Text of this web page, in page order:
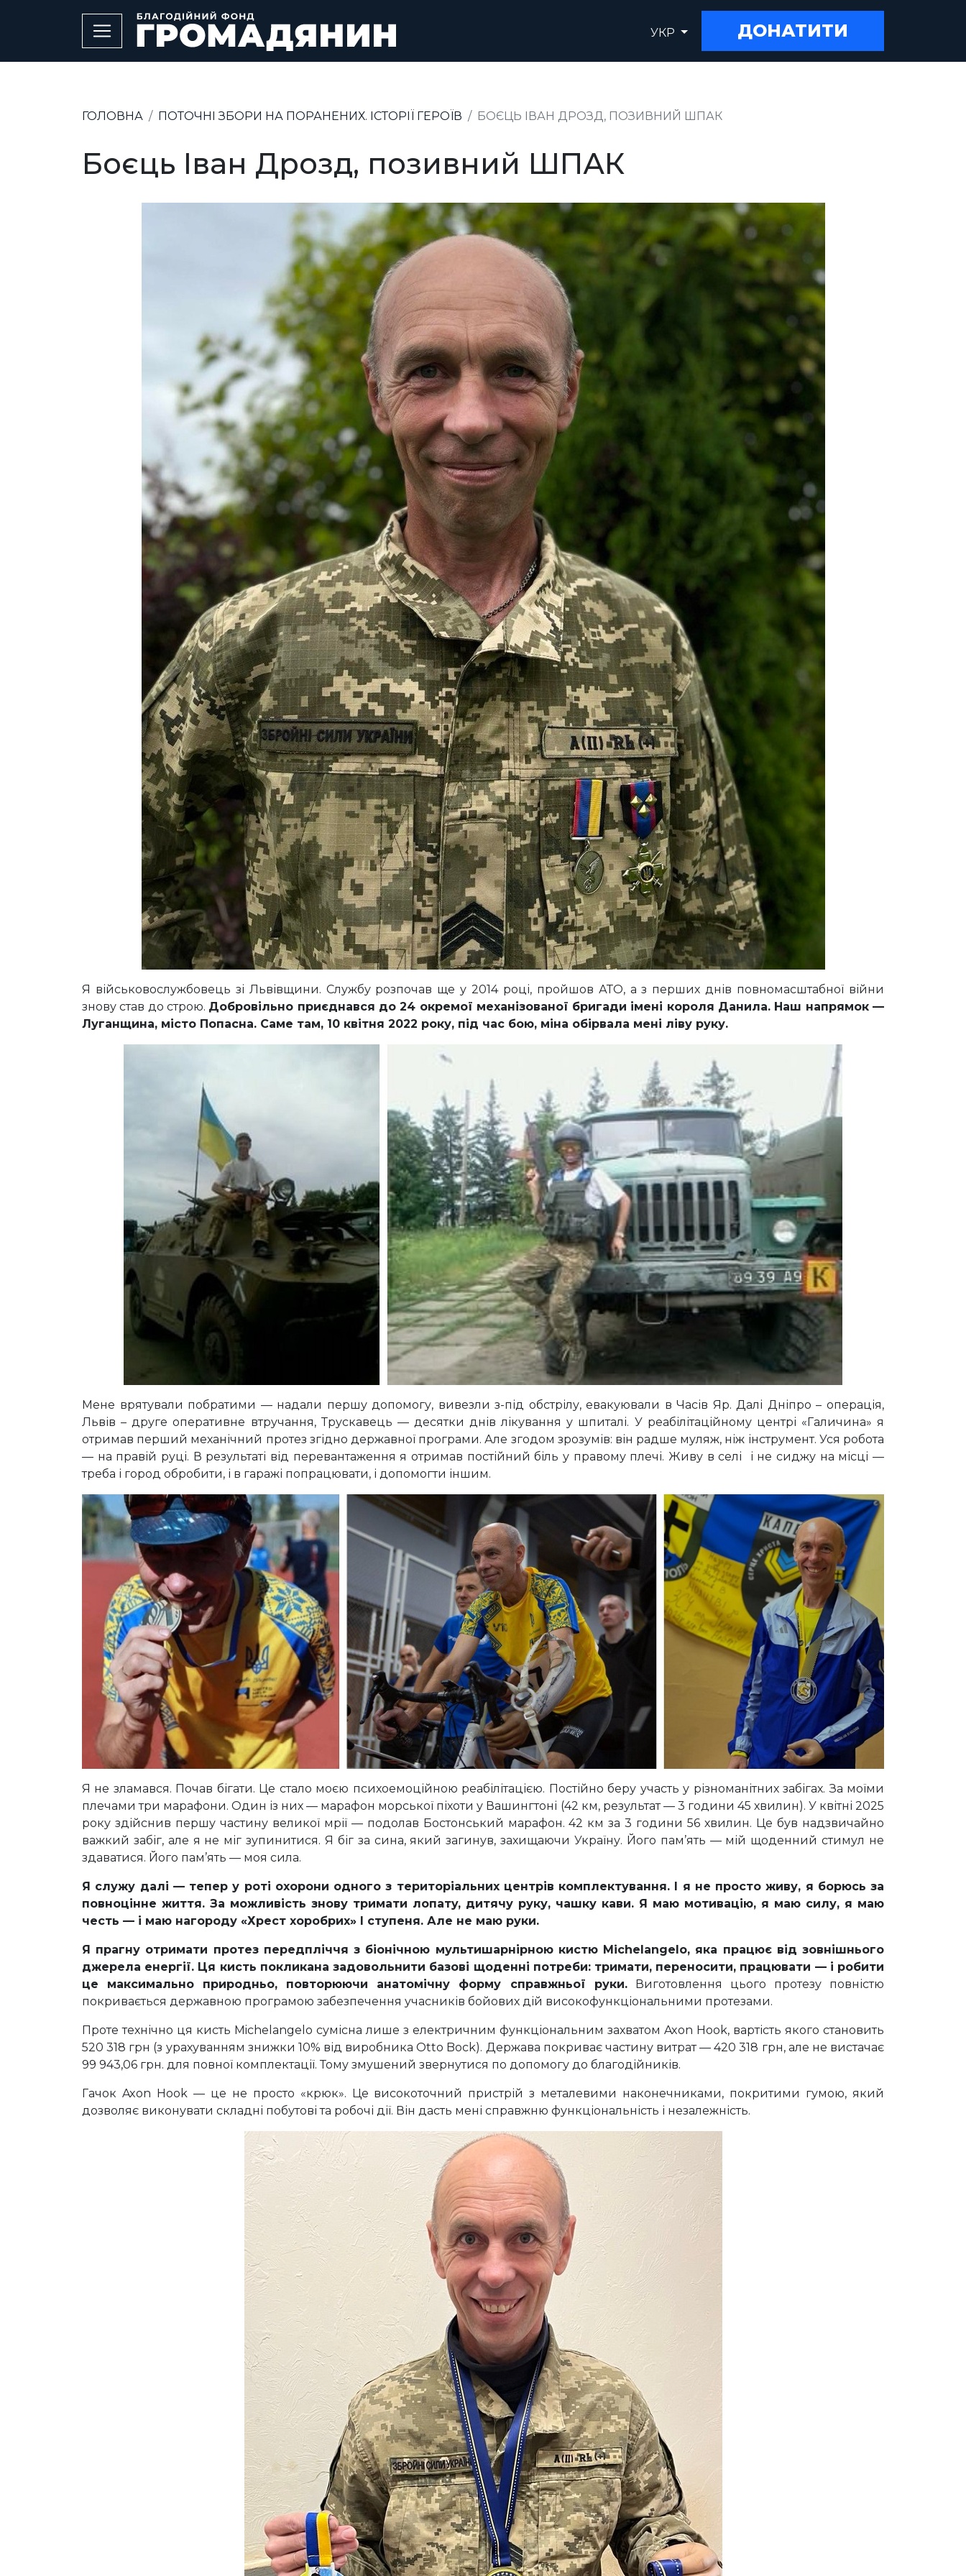
УКР ДОНАТИТИ
ГОЛОВНА ПОТОЧНІ ЗБОРИ НА ПОРАНЕНИХ. ІСТОРІЇ ГЕРОЇВ БОЄЦЬ ІВАН ДРОЗД, ПОЗИВНИЙ ШПАК
Боєць Іван Дрозд, позивний ШПАК
Я військовослужбовець зі Львівщини. Службу розпочав ще у 2014 році, пройшов АТО, а з перших днів повномасштабної війни
знову став до строю. Добровільно приєднався до 24 окремої механізованої бригади імені короля Данила. Наш напрямок —
Луганщина, місто Попасна. Саме там, 10 квітня 2022 року, під час бою, міна обірвала мені ліву руку.
Мене врятували побратими — надали першу допомогу, вивезли з-під обстрілу, евакуювали в Часів Яр. Далі Дніпро – операція,
Львів – друге оперативне втручання, Трускавець — десятки днів лікування у шпиталі. У реабілітаційному центрі «Галичина» я
отримав перший механічний протез згідно державної програми. Але згодом зрозумів: він радше муляж, ніж інструмент. Уся робота
— на правій руці. В результаті від перевантаження я отримав постійний біль у правому плечі. Живу в селі і не сиджу на місці —
треба і город обробити, і в гаражі попрацювати, і допомогти іншим.
Я не зламався. Почав бігати. Це стало моєю психоемоційною реабілітацією. Постійно беру участь у різноманітних забігах. За моїми
плечами три марафони. Один із них — марафон морської піхоти у Вашингтоні (42 км, результат — 3 години 45 хвилин). У квітні 2025
року здійснив першу частину великої мрії — подолав Бостонський марафон. 42 км за 3 години 56 хвилин. Це був надзвичайно
важкий забіг, але я не міг зупинитися. Я біг за сина, який загинув, захищаючи Україну. Його пам’ять — мій щоденний стимул не
здаватися. Його пам’ять — моя сила.
Я служу далі — тепер у роті охорони одного з територіальних центрів комплектування. І я не просто живу, я борюсь за
повноцінне життя. За можливість знову тримати лопатy, дитячу руку, чашку кави. Я маю мотивацію, я маю силу, я маю
честь — і маю нагороду «Хрест хоробрих» І ступеня. Але не маю руки.
Я прагну отримати протез передпліччя з біонічною мультишарнірною кистю Michelangelo, яка працює від зовнішнього
джерела енергії. Ця кисть покликана задовольнити базові щоденні потреби: тримати, переносити, працювати — і робити
це максимально природньо, повторюючи анатомічну форму справжньої руки.Виготовлення цього протезу повністю
покривається державною програмою забезпечення учасників бойових дій високофункціональними протезами.
Проте технічно ця кисть Michelangelo сумісна лише з електричним функціональним захватом Axon Hook, вартість якого становить
520 318 грн (з урахуванням знижки 10% від виробника Otto Bock). Держава покриває частину витрат — 420 318 грн, але не вистачає
99 943,06 грн. для повної комплектації. Тому змушений звернутися по допомогу до благодійників.
Гачок Axon Hook — це не просто «крюк». Це високоточний пристрій з металевими наконечниками, покритими гумою, який
дозволяє виконувати складні побутові та робочі дії. Він дасть мені справжню функціональність і незалежність.